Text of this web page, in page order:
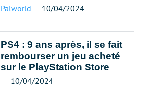
Palworld 10/04/2024
PS4 : 9 ans après, il se fait
rembourser un jeu acheté
sur le PlayStation Store
10/04/2024